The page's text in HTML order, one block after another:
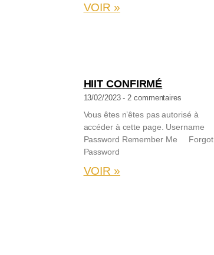
VOIR »
HIIT CONFIRMÉ
13/02/2023 2 commentaires
Vous êtes n’êtes pas autorisé à
accéder à cette page. Username
Password Remember Me Forgot
Password
VOIR »